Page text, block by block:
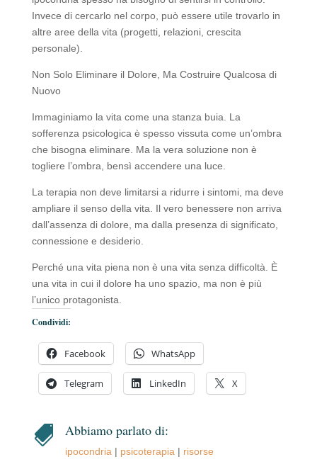
Invece di cercarlo nel corpo, può essere utile trovarlo in
altre aree della vita (progetti, relazioni, crescita
personale).
Non Solo Eliminare il Dolore, Ma Costruire Qualcosa di
Nuovo
Immaginiamo la vita come una stanza buia. La
sofferenza psicologica è spesso vissuta come un’ombra
che bisogna eliminare. Ma la vera soluzione non è
togliere l’ombra, bensì accendere una luce.
La terapia non deve limitarsi a ridurre i sintomi, ma deve
ampliare il senso della vita. Il vero benessere non arriva
dall’assenza di dolore, ma dalla presenza di significato,
connessione e desiderio.
Perché una vita piena non è una vita senza difficoltà. È
una vita in cui il dolore ha uno spazio, ma non è più
l’unico protagonista.
Condividi:
Facebook WhatsApp
Telegram LinkedIn X
 Abbiamo parlato di:
ipocondria | psicoterapia | risorse